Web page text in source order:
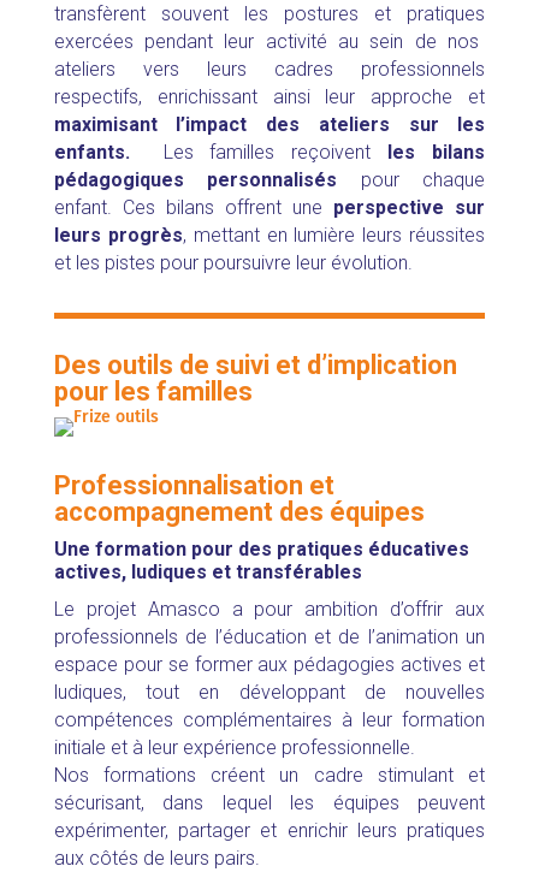
transfèrent souvent les postures et pratiques
exercées pendant leur activité au sein de nos
ateliers vers leurs cadres professionnels
respectifs, enrichissant ainsi leur approche et
maximisant l’impact des ateliers sur les
enfants.
Les familles reçoivent
les bilans
pédagogiques personnalisés pour chaque
enfant. Ces bilans offrent une perspective sur
leurs progrès, mettant en lumière leurs réussites
et les pistes pour poursuivre leur évolution.
Des outils de suivi et d’implication
pour les familles
Professionnalisation et
accompagnement des équipes
Une formation pour des pratiques éducatives
actives, ludiques et transférables
Le projet Amasco a pour ambition d’offrir aux
professionnels de l’éducation et de l’animation un
espace pour se former aux pédagogies actives et
ludiques, tout en développant de nouvelles
compétences complémentaires à leur formation
initiale et à leur expérience professionnelle.
Nos formations créent un cadre stimulant et
sécurisant, dans lequel les équipes peuvent
expérimenter, partager et enrichir leurs pratiques
aux côtés de leurs pairs.